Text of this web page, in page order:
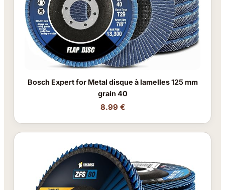
Bosch Expert for Metal disque à lamelles 125 mm
grain 40
8.99 €